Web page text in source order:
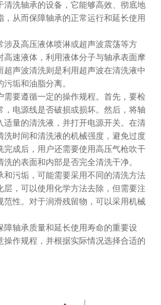
清洗轴承的设备，它能够高效、彻底地
，从而保障轴承的正常运行和延长使用
涉及高压液体喷淋或超声波震荡等方
高速液体，利用液体分子与轴承表面摩
超声波清洗则是利用超声波在清洗液中
垢和油脂分离。
需要遵循一定的操作规程。首先，要检
，电源线是否破损或损坏。然后，将轴
适量的清洗液，并打开电源开关。在清
洗时间和清洗液的机械强度，避免过度
完成后，用户还需要使用高压气枪吹干
的表面和内部是否完全清洗干净。
和污垢，可能需要采用不同的清洗方法
层，可以使用化学方法去除，但需要注
范性。对于润滑残留物，可以采用机械
障轴承质量和延长使用寿命的重要设
操作规程，并根据实际情况选择合适的